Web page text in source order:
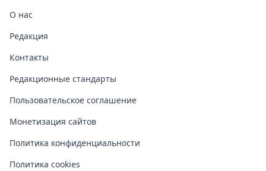
О нас
Редакция
Контакты
Редакционные стандарты
Пользовательское соглашение
Монетизация сайтов
Политика конфиденциальности
Политика cookies